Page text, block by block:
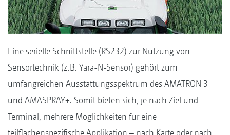
Eine serielle Schnittstelle (RS232) zur Nutzung von
Sensortechnik (z.B. Yara-N-Sensor) gehört zum
umfangreichen Ausstattungsspektrum des AMATRON 3
und AMASPRAY+. Somit bieten sich, je nach Ziel und
Terminal, mehrere Möglichkeiten für eine
teilflächenspezifische Applikation – nach Karte oder nach